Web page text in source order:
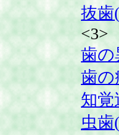
抜歯
<3>
歯の
歯の
知覚
虫